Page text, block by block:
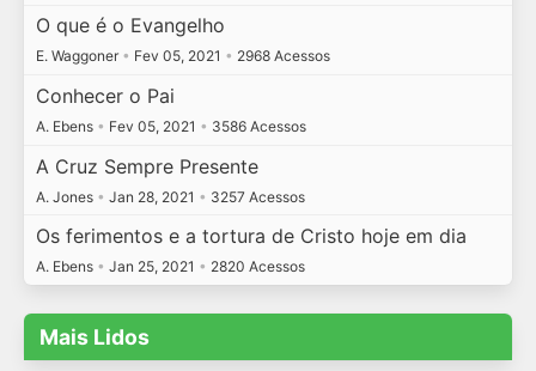
O que é o Evangelho
E. Waggoner • Fev 05, 2021 • 2968 Acessos
Conhecer o Pai
A. Ebens • Fev 05, 2021 • 3586 Acessos
A Cruz Sempre Presente
A. Jones • Jan 28, 2021 • 3257 Acessos
Os ferimentos e a tortura de Cristo hoje em dia
A. Ebens • Jan 25, 2021 • 2820 Acessos
Mais Lidos